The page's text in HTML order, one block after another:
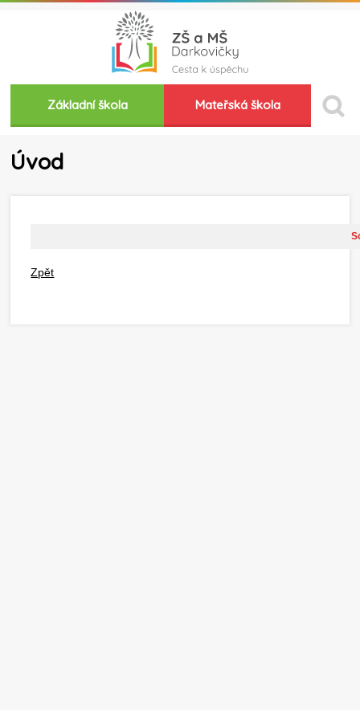
Základní škola Mateřská škola
Úvod
Zpět